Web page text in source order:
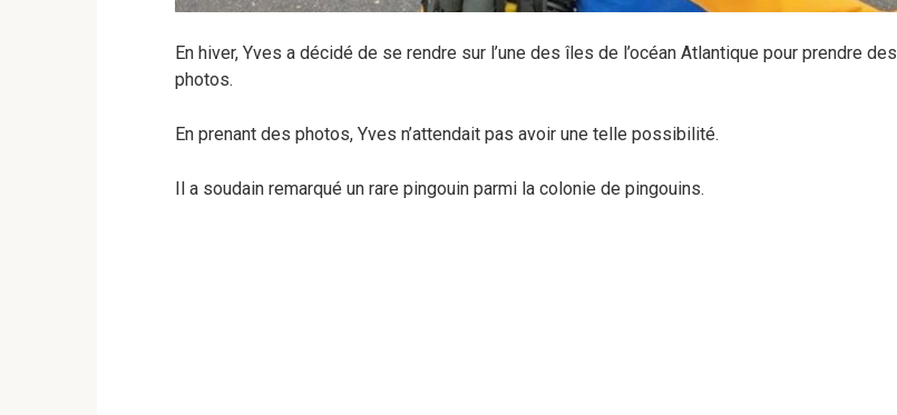
En hiver, Yves a décidé de se rendre sur l’une des îles de l’océan Atlantique pour prendre des
photos.
En prenant des photos, Yves n’attendait pas avoir une telle possibilité.
Il a soudain remarqué un rare pingouin parmi la colonie de pingouins.